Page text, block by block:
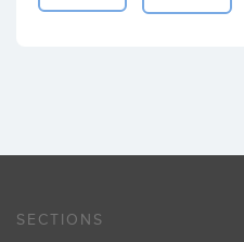
SECTIONS